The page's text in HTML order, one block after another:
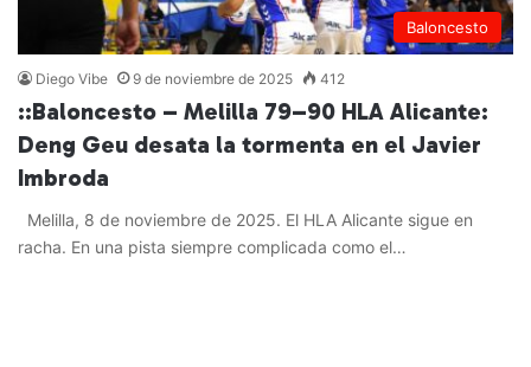
Baloncesto
Diego Vibe 9 de noviembre de 2025 412
::Baloncesto – Melilla 79–90 HLA Alicante:
Deng Geu desata la tormenta en el Javier
Imbroda
Melilla, 8 de noviembre de 2025. El HLA Alicante sigue en
racha. En una pista siempre complicada como el…